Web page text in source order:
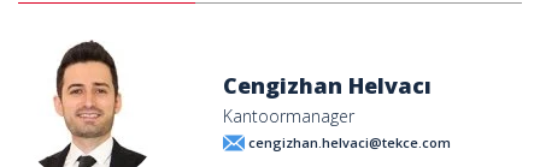
Cengizhan Helvacı
Kantoormanager
cengizhan.helvaci@tekce.com